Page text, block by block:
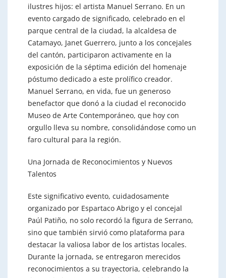
ilustres hijos: el artista Manuel Serrano. En un
evento cargado de significado, celebrado en el
parque central de la ciudad, la alcaldesa de
Catamayo, Janet Guerrero, junto a los concejales
del cantón, participaron activamente en la
exposición de la séptima edición del homenaje
póstumo dedicado a este prolífico creador.
Manuel Serrano, en vida, fue un generoso
benefactor que donó a la ciudad el reconocido
Museo de Arte Contemporáneo, que hoy con
orgullo lleva su nombre, consolidándose como un
faro cultural para la región.
Una Jornada de Reconocimientos y Nuevos
Talentos
Este significativo evento, cuidadosamente
organizado por Espartaco Abrigo y el concejal
Paúl Patiño, no solo recordó la figura de Serrano,
sino que también sirvió como plataforma para
destacar la valiosa labor de los artistas locales.
Durante la jornada, se entregaron merecidos
reconocimientos a su trayectoria, celebrando la